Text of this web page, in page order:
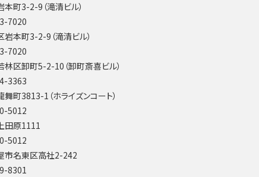
3-2-9（滝清ビル）
7020
町3-2-9（滝清ビル）
7020
卸町5-2-10（卸町斎喜ビル）
3363
3813-1（ホライズンコート）
5012
原1111
5012
名東区高社2-242
8301